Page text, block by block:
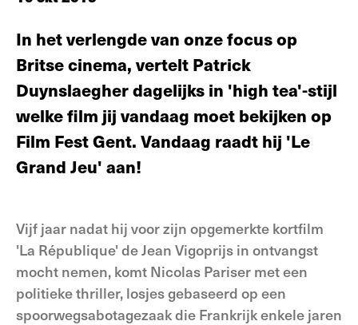
In het verlengde van onze focus op
Britse cinema, vertelt Patrick
Duynslaegher dagelijks in 'high tea'-stijl
welke film jij vandaag moet bekijken op
Film Fest Gent. Vandaag raadt hij 'Le
Grand Jeu' aan!
Vijf jaar nadat hij voor zijn opgemerkte kortfilm
'La République' de Jean Vigoprijs in ontvangst
mocht nemen, komt Nicolas Pariser met een
politieke thriller, losjes gebaseerd op een
spoorwegsabotagezaak die Frankrijk enkele jaren